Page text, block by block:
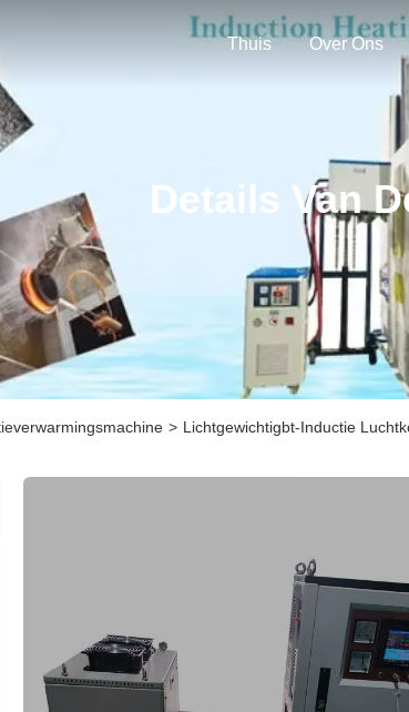
Thuis Over Ons
Details Van
> Lichtgewichtigbt-Inductie